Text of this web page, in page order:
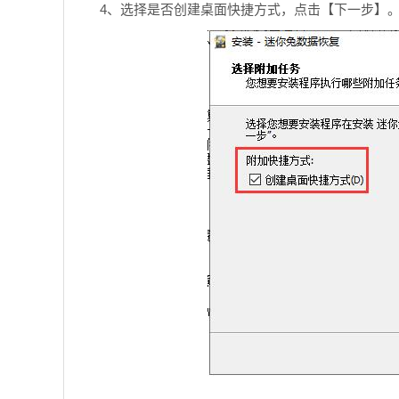
4、选择是否创建桌面快捷方式，点击【下一步】